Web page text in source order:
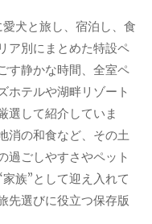
犬と旅し、宿泊し、食
ア別にまとめた特設ペ
す静かな時間、全室ペ
ホテルや湖畔リゾート
選して紹介していま
消の和食など、その土
過ごしやすさやペット
族”として迎え入れて
先選びに役立つ保存版